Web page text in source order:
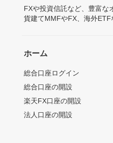
FXや投資信託など、豊富な
貨建てMMFやFX、海外
ホーム
総合口座ログイン
総合口座の開設
楽天FX口座の開設
法人口座の開設